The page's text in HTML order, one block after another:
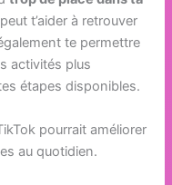
t’aider à retrouver
te permettre
activités plus
étapes disponibles.
pourrait améliorer
au quotidien.